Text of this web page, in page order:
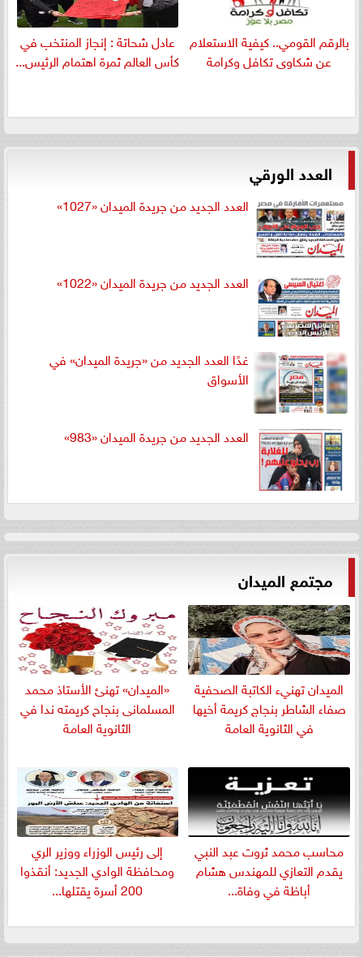
بالرقم القومي.. كيفية الاستعلام
عن شكاوى تكافل وكرامة
عادل شحاتة : إنجاز المنتخب في
كأس العالم ثمرة اهتمام الرئيس...
العدد الورقي
العدد الجديد من جريدة الميدان «1027»
العدد الجديد من جريدة الميدان «1022»
غدًا العدد الجديد من «جريدة الميدان» في
الأسواق
العدد الجديد من جريدة الميدان «983»
مجتمع الميدان
الميدان تهنيء الكاتبة الصحفية
صفاء الشاطر بنجاج كريمة أخيها
في الثانوية العامة
«الميدان» تهنئ الأستاذ محمد
المسلمانى بنجاح كريمته ندا في
الثانوية العامة
​محاسب محمد ثروت عبد النبي
يقدم التعازي للمهندس هشام
أباظة في وفاة...
إلى رئيس الوزراء ووزير الري
ومحافظة الوادي الجديد: أنقذوا
200 أسرة يقتلها...